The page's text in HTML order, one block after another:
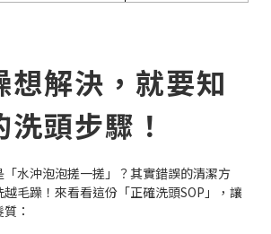
想解決，就要知
頭步驟！
水沖泡泡搓一搓」？其實錯誤的清潔方
毛躁！來看看這份「正確洗頭SOP」，讓
：